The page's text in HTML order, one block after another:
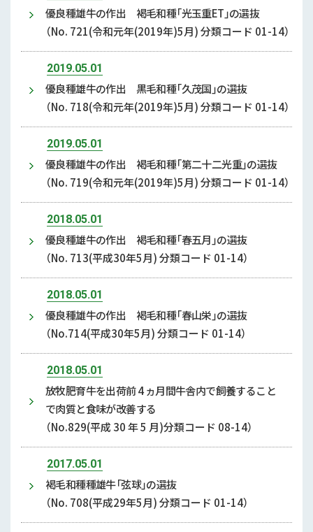
優良種雄牛の作出 褐毛和種「光玉重ET」の選抜
（No. 721(令和元年(2019年)5月) 分類コード 01-14）
2019.05.01
優良種雄牛の作出 黒毛和種「久茂国」の選抜
（No. 718(令和元年(2019年)5月) 分類コード 01-14）
2019.05.01
優良種雄牛の作出 褐毛和種「第二十二光重」の選抜
（No. 719(令和元年(2019年)5月) 分類コード 01-14）
2018.05.01
優良種雄牛の作出 褐毛和種「春五月」の選抜
（No. 713(平成30年5月) 分類コード 01-14）
2018.05.01
優良種雄牛の作出 褐毛和種「春山栄」の選抜
（No.714(平成30年5月) 分類コード 01-14）
2018.05.01
放牧肥育牛を出荷前 4 ヵ月間牛舎内で飼養すること
で肉質と食味が改善する
（No.829(平成 30 年 5 月)分類コード 08-14）
2017.05.01
褐毛和種種雄牛「弦球」の選抜
（No. 708(平成29年5月) 分類コード 01-14）